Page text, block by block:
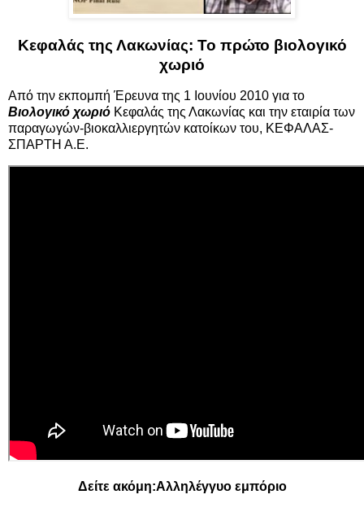
Κεφαλάς της Λακωνίας: Το πρώτο βιολογικό
χωριό
Από την εκπομπή Έρευνα της 1 Ιουνίου 2010 για το
Βιολογικό χωριό Κεφαλάς της Λακωνίας και την εταιρία των
παραγωγών-βιοκαλλιεργητών κατοίκων του, ΚΕΦΑΛΑΣ-
ΣΠΑΡΤΗ Α.Ε.
Δείτε ακόμη:Αλληλέγγυο εμπόριο